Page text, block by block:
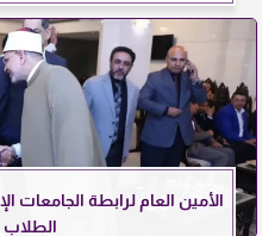
الأمين العام لرابطة الجامعات
الطلاب